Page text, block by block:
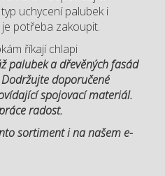
uchycení palubek i
potřeba zakoupit.
říkají chlapi
palubek a dřevěných fasád
doporučené
spojovací materiál.
radost.
sortiment i na našem e-